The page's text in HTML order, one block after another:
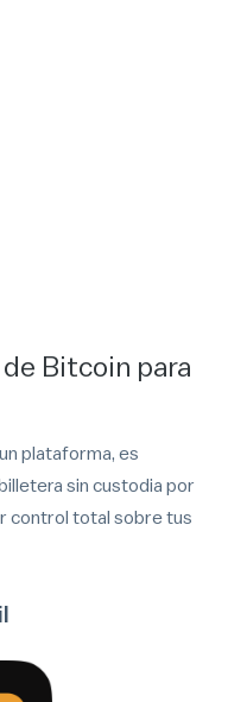
Bitcoin para
plataforma, es
sin custodia por
control total sobre tus